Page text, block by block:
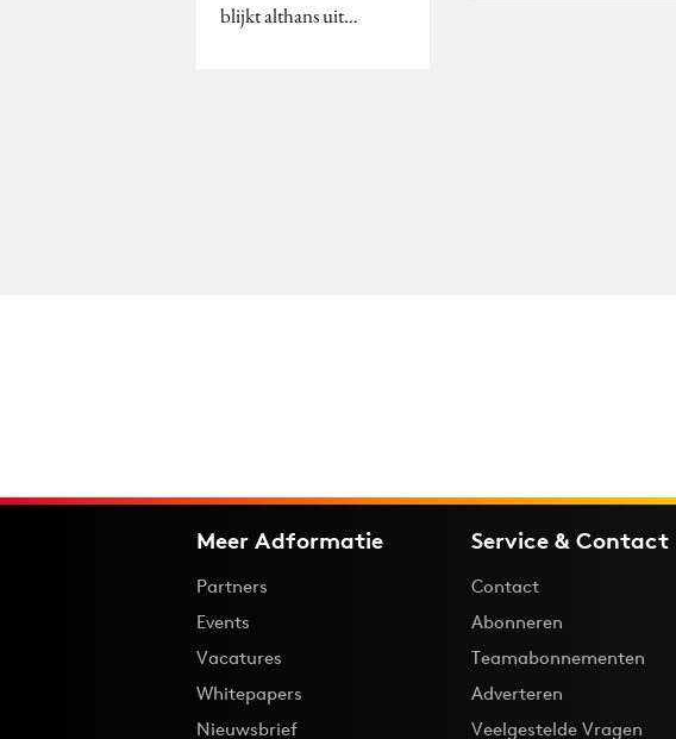
blijkt althans uit…
Meer Adformatie
Partners
Events
Vacatures
Whitepapers
Nieuwsbrief
Service & Contact
Contact
Abonneren
Teamabonnementen
Adverteren
Veelgestelde Vragen